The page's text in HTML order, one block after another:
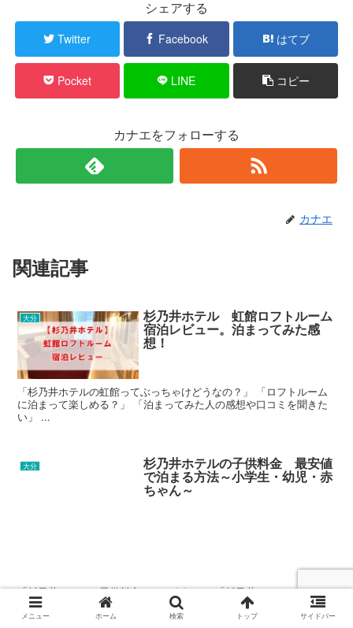
シェアする
Twitter Facebook はてブ
Pocket LINE コピー
カナエをフォローする
カナエ
関連記事
大分 杉乃井ホテル 虹館ロフトルーム
宿泊レビュー。泊まってみた感
想！
「杉乃井ホテルの虹館ってぶっちゃけどうなの？」 「ロフトルーム
に泊まって楽しめる？」 「泊まってみた人の感想や口コミを聞きた
い」 ...
大分 杉乃井ホテルの子供料金 最安値
で泊まる方法～小学生・幼児・赤
ちゃん～
「杉乃井ホテルの子供料金っていくら？」 「杉乃井ホテルって幼児
や赤ちゃんでもお金がかかるの？」 「子供連れで安く泊まる方法っ
てない？...
メニュー ホーム 検索 トップ サイドバー